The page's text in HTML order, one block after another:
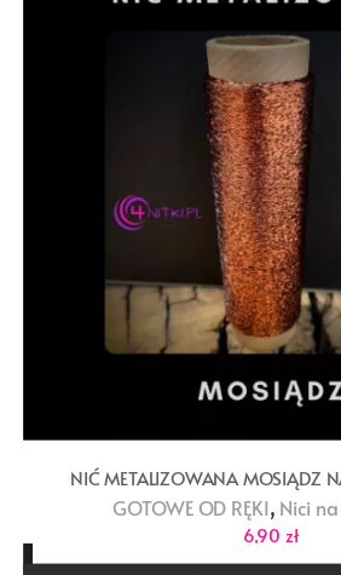
NIĆ METALIZOWANA MOSIĄDZ
GOTOWE OD RĘKI, Nici na
6,90 zł